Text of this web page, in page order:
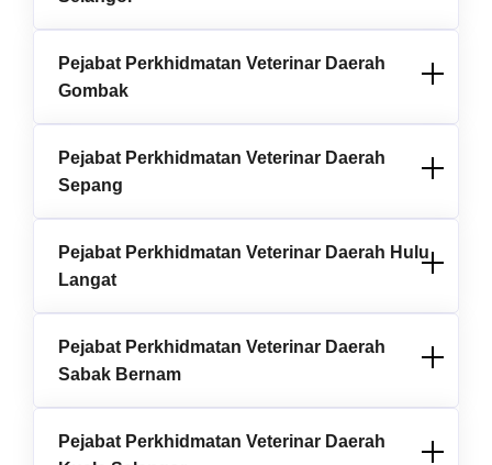
Pejabat Perkhidmatan Veterinar Daerah
Gombak
Pejabat Perkhidmatan Veterinar Daerah
Sepang
Pejabat Perkhidmatan Veterinar Daerah Hulu
Langat
Pejabat Perkhidmatan Veterinar Daerah
Sabak Bernam
Pejabat Perkhidmatan Veterinar Daerah